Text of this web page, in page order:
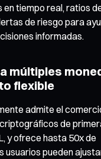
tiempo real, ratios
de riesgo para
informadas.
múltiples
flexible
admite el
de
y ofrece hasta 50x de
usuarios pueden